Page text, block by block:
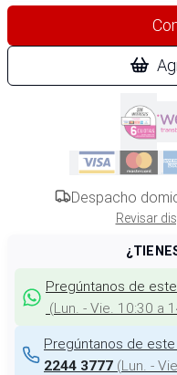
Despacho
Revisar
Pregúntanos de
(Lun. - Vie. 10:30 a
Pregúntanos de
2244 3777 (Lun. -